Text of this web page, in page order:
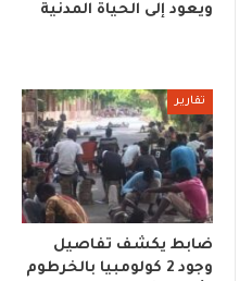
ويعود إلى الحياة المدنية
تقارير
ضابط يكشف تفاصيل
وجود 2 كولومبيا بالخرطوم